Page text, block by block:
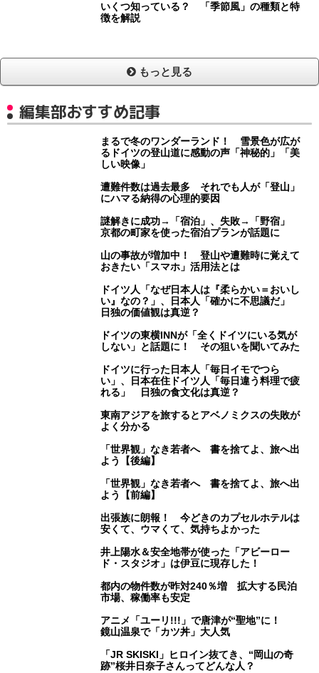
いくつ知っている？ 「季節風」の種類と特
徴を解説
もっと見る
編集部おすすめ記事
まるで冬のワンダーランド！ 雪景色が広が
るドイツの登山道に感動の声「神秘的」「美
しい映像」
遭難件数は過去最多 それでも人が「登山」
にハマる納得の心理的要因
謎解きに成功→「宿泊」、失敗→「野宿」
京都の町家を使った宿泊プランが話題に
山の事故が増加中！ 登山や遭難時に覚えて
おきたい「スマホ」活用法とは
ドイツ人「なぜ日本人は『柔らかい＝おいし
い』なの？」、日本人「確かに不思議だ」
日独の価値観は真逆？
ドイツの東横INNが「全くドイツにいる気が
しない」と話題に！ その狙いを聞いてみた
ドイツに行った日本人「毎日イモでつら
い」、日本在住ドイツ人「毎日違う料理で疲
れる」 日独の食文化は真逆？
東南アジアを旅するとアベノミクスの失敗が
よく分かる
「世界観」なき若者へ 書を捨てよ、旅へ出
よう【後編】
「世界観」なき若者へ 書を捨てよ、旅へ出
よう【前編】
出張族に朗報！ 今どきのカプセルホテルは
安くて、ウマくて、気持ちよかった
井上陽水＆安全地帯が使った「アビーロー
ド・スタジオ」は伊豆に現存した！
都内の物件数が昨対240％増 拡大する民泊
市場、稼働率も安定
アニメ「ユーリ!!!」で唐津が“聖地”に！
鏡山温泉で「カツ丼」大人気
「JR SKISKI」ヒロイン抜てき、“岡山の奇
跡”桜井日奈子さんってどんな人？